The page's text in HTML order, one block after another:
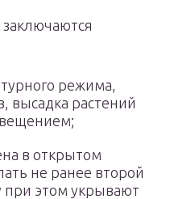
режима,
высадка растений
в открытом
не ранее второй
этом укрывают